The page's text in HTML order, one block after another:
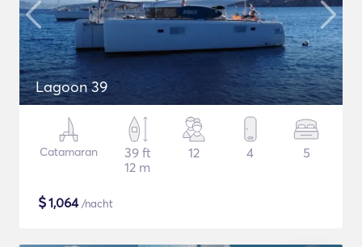
Lagoon 39
Catamaran
39 ft
12 m
12 4 5
$1,064/nacht